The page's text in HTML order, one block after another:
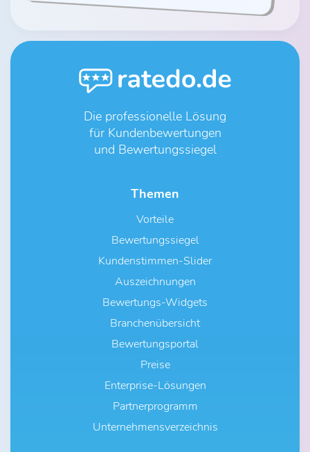
Die professionelle Lösung
für Kundenbewertungen
und Bewertungssiegel
Themen
Vorteile
Bewertungssiegel
Kundenstimmen-Slider
Auszeichnungen
Bewertungs-Widgets
Branchenübersicht
Bewertungsportal
Preise
Enterprise-Lösungen
Partnerprogramm
Unternehmensverzeichnis